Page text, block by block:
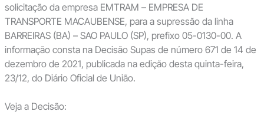
solicitação da empresa EMTRAM – EMPRESA DE
TRANSPORTE MACAUBENSE, para a supressão da linha
BARREIRAS (BA) – SAO PAULO (SP), prefixo 05-0130-00. A
informação consta na Decisão Supas de número 671 de 14 de
dezembro de 2021, publicada na edição desta quinta-feira,
23/12, do Diário Oficial de União.
Veja a Decisão: